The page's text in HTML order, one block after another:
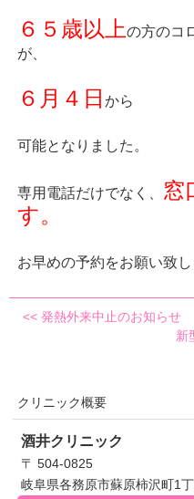
６５歳以上の方のコ
が、
６月４日から
可能となりました。
専用電話だけでなく、
窓
す。
お早めの予約をお願い致し
<< 発熱外来中止のお知らせ
新
クリニック概要
酒井クリニック
〒 504-0825
岐阜県各務原市蘇原柿沢町1